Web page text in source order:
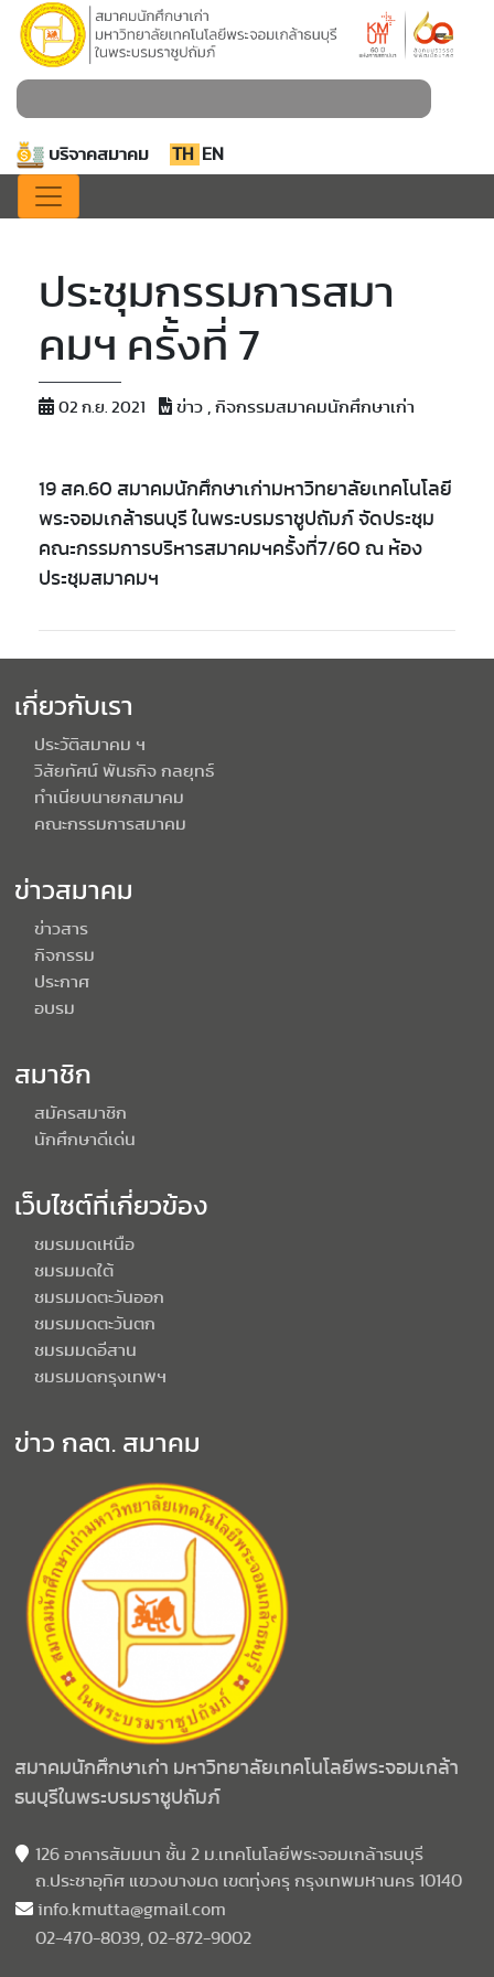
บริจาคสมาคม TH EN
ประชุมกรรมการสมา
คมฯ ครั้งที่ 7
02 ก.ย. 2021 ข่าว , กิจกรรมสมาคมนักศึกษาเก่า
19 สค.60 สมาคมนักศึกษาเก่ามหาวิทยาลัยเทคโนโลยี
พระจอมเกล้าธนบุรี ในพระบรมราชูปถัมภ์ จัดประชุม
คณะกรรมการบริหารสมาคมฯครั้งที่7/60 ณ ห้อง
ประชุมสมาคมฯ
เกี่ยวกับเรา
ประวัติสมาคม ฯ
วิสัยทัศน์ พันธกิจ กลยุทธ์
ทำเนียบนายกสมาคม
คณะกรรมการสมาคม
ข่าวสมาคม
ข่าวสาร
กิจกรรม
ประกาศ
อบรม
สมาชิก
สมัครสมาชิก
นักศึกษาดีเด่น
เว็บไซต์ที่เกี่ยวข้อง
ชมรมมดเหนือ
ชมรมมดใต้
ชมรมมดตะวันออก
ชมรมมดตะวันตก
ชมรมมดอีสาน
ชมรมมดกรุงเทพฯ
ข่าว กลต. สมาคม
สมาคมนักศึกษาเก่า มหาวิทยาลัยเทคโนโลยีพระจอมเกล้า
ธนบุรีในพระบรมราชูปถัมภ์
126 อาคารสัมมนา ชั้น 2 ม.เทคโนโลยีพระจอมเกล้าธนบุรี
ถ.ประชาอุทิศ แขวงบางมด เขตทุ่งครุ กรุงเทพมหานคร 10140
info.kmutta@gmail.com
02-470-8039, 02-872-9002